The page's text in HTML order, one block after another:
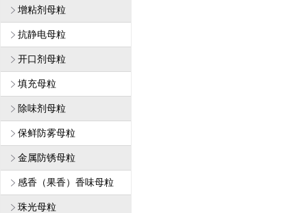
增粘剂母粒
抗静电母粒
开口剂母粒
填充母粒
除味剂母粒
保鲜防雾母粒
金属防锈母粒
感香（果香）香味母粒
珠光母粒